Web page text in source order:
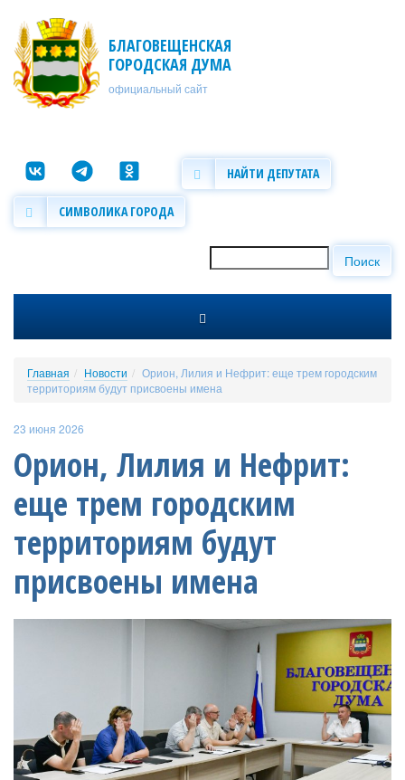
БЛАГОВЕЩЕНСКАЯ
ГОРОДСКАЯ ДУМА
официальный сайт
НАЙТИ ДЕПУТАТА
СИМВОЛИКА ГОРОДА
Форма поиска
Поиск
Главная Новости
Орион, Лилия и Нефрит: еще трем городским
территориям будут присвоены имена
23 июня 2026
Орион, Лилия и Нефрит:
еще трем городским
территориям будут
присвоены имена